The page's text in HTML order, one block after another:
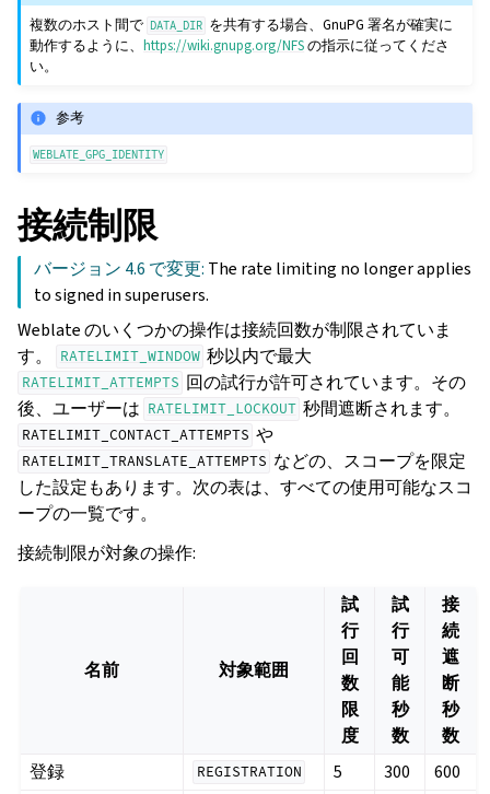
複数のホスト間で DATA_DIR を共有する場合、GnuPG 署名が確実に
動作するように、https://wiki.gnupg.org/NFSの指示に従ってくださ
い。
参考
WEBLATE_GPG_IDENTITY
接続制限
バージョン 4.6 で変更: The rate limiting no longer applies
to signed in superusers.
Weblate のいくつかの操作は接続回数が制限されていま
す。
RATELIMIT_WINDOW 秒以内で最大
RATELIMIT_ATTEMPTS 回の試行が許可されています。その
後、ユーザーは RATELIMIT_LOCKOUT 秒間遮断されます。
RATELIMIT_CONTACT_ATTEMPTS や
RATELIMIT_TRANSLATE_ATTEMPTS などの、スコープを限定
した設定もあります。次の表は、すべての使用可能なスコ
ープの一覧です。
接続制限が対象の操作:
名前 対象範囲
試
行
回
数
限
度
試
行
可
能
秒
数
接
続
遮
断
秒
数
登録
REGISTRATION 5 300
600